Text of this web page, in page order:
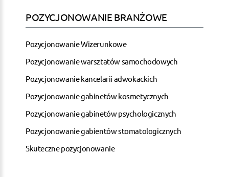
POZYCJONOWANIE BRANŻOWE
Pozycjonowanie Wizerunkowe
Pozycjonowanie warsztatów samochodowych
Pozycjonowanie kancelarii adwokackich
Pozycjonowanie gabinetów kosmetycznych
Pozycjonowanie gabinetów psychologicznych
Pozycjonowanie gabientów stomatologicznych
Skuteczne pozycjonowanie